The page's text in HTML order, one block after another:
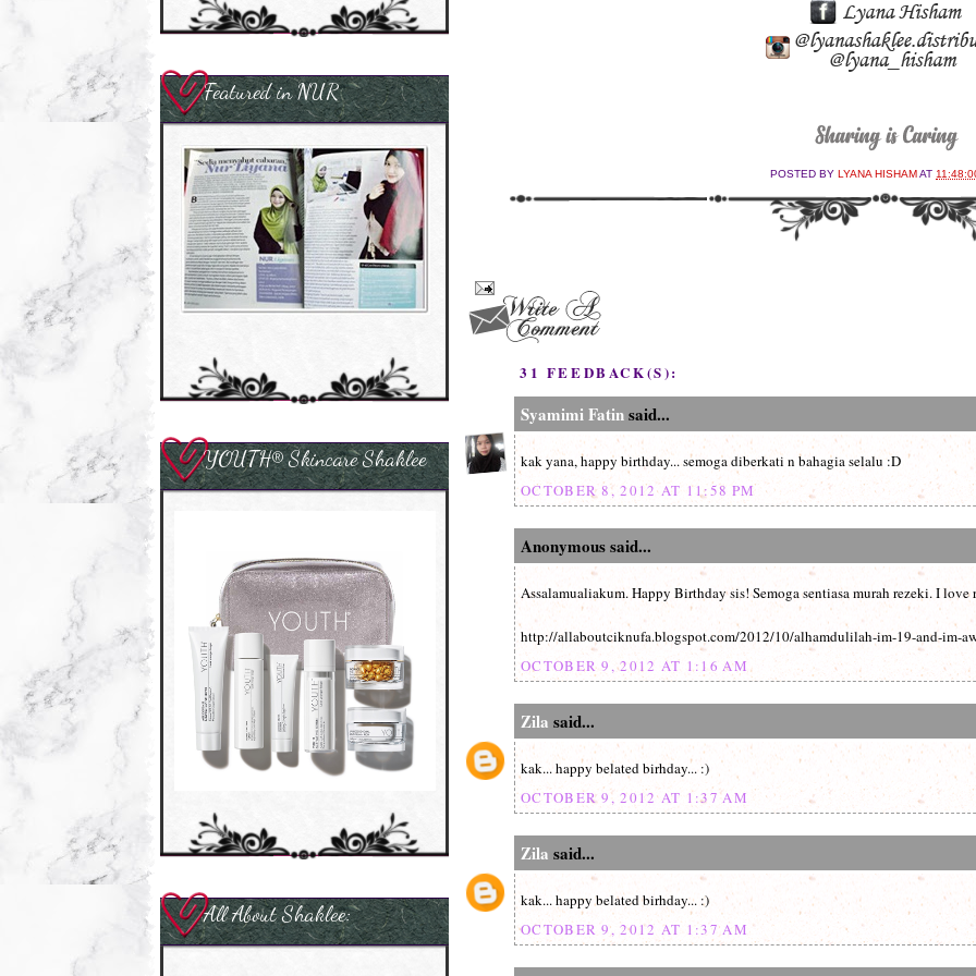
POSTED BY LYANA HISHAMAT
31 FEEDBACK(S):
Syamimi Fatinsaid...
kak yana, happy birthday... semoga diberkati n bahagia selalu :D
OCTOBER 8, 2012 AT 11:58 PM
Anonymous said...
Assalamualiakum. Happy Birthday sis! Semoga sentiasa murah rezeki. I
http://allaboutciknufa.blogspot.com/2012/10/alhamdulilah-im-19-and-im-
OCTOBER 9, 2012 AT 1:16 AM
Zila said...
kak... happy belated birhday... :)
OCTOBER 9, 2012 AT 1:37 AM
Zila said...
kak... happy belated birhday... :)
OCTOBER 9, 2012 AT 1:37 AM
Featured in NUR
YOUTH® Skincare Shaklee
All About Shaklee: